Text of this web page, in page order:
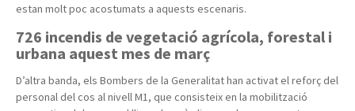
estan molt poc acostumats a aquests escenaris.
726 incendis de vegetació agrícola, forestal i
urbana aquest mes de març
D’altra banda, els Bombers de la Generalitat han activat el reforç del
personal del cos al nivell M1, que consisteix en la mobilització